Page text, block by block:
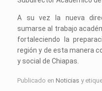
A su vez la nueva
sumarse al trabajo
fortaleciendo la
región y de esta manera
y social de Chiapas.
Publicado en Noticias y